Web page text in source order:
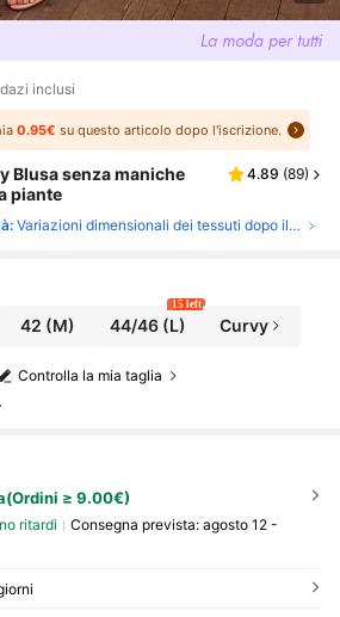
inclusi
0.95€ su questo articolo dopo l'iscrizione.
Blusa senza maniche
piante
4.89 (89)
Variazioni dimensionali dei tessuti dopo il lavaggio domestico
42 (M) 44/46(L)
15 left
Curvy
Controlla la mia taglia
≥ 9.00€)
ritardi Consegna prevista: agosto 12 -